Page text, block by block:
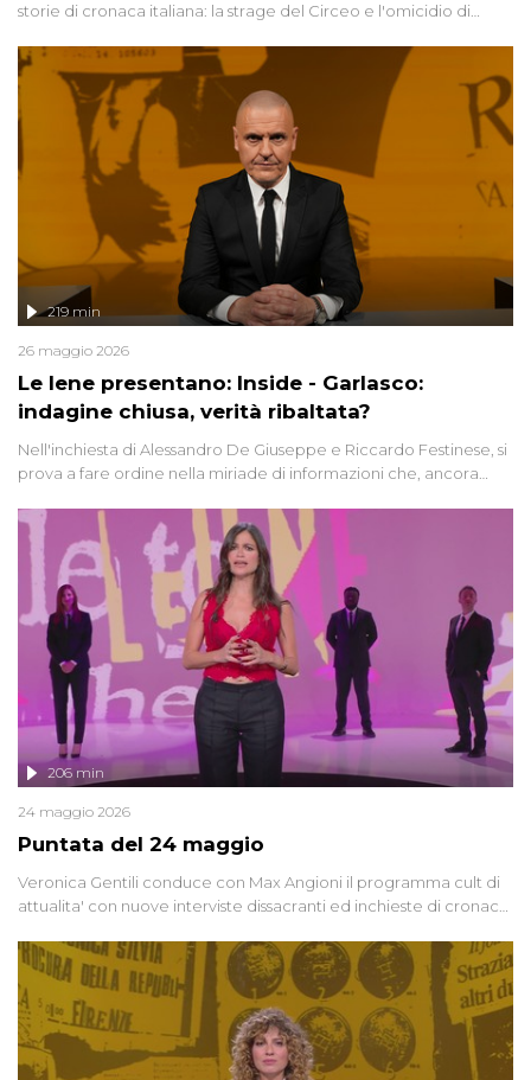
storie di cronaca italiana: la strage del Circeo e l'omicidio di
Le Iene presentano: Inside - Garlasco:
indagine chiusa, verità ribaltata?
219 min
26 maggio 2026
Nell'inchiesta di Alessandro De Giuseppe e Riccardo Festinese, si
prova a fare ordine nella miriade di informazioni che, ancora
giudiziarie più discusse degli ultimi anni. Lo speciale ricostruisce la
vicenda mettendo in fila testimonianze, errori, dettagli
controversi e i protagonisti di un'indagine che sembra non avere
fine.
Puntata del 24 maggio
206 min
24 maggio 2026
Veronica Gentili conduce con Max Angioni il programma cult di
attualita' con nuove interviste dissacranti ed inchieste di cronaca